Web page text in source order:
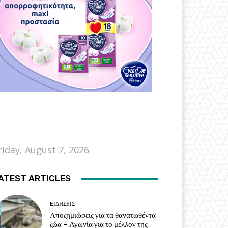
August 7, 2026
ARTICLES
EΙΔΗΣΕΙΣ
Αποζημιώσεις για τα θανατωθέντα
ζώα – Αγωνία για το μέλλον της